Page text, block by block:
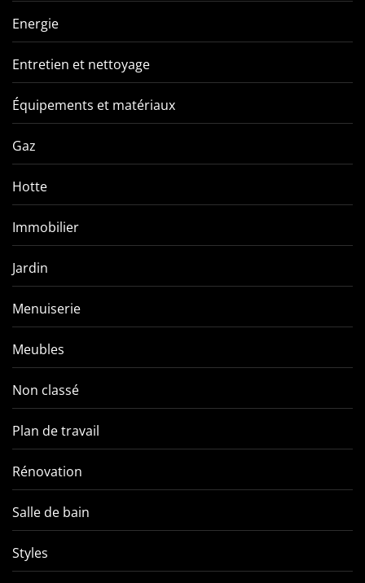
Energie
Entretien et nettoyage
Équipements et matériaux
Gaz
Hotte
Immobilier
Jardin
Menuiserie
Meubles
Non classé
Plan de travail
Rénovation
Salle de bain
Styles